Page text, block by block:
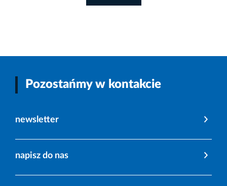
Pozostańmy w kontakcie
newsletter
napisz do nas